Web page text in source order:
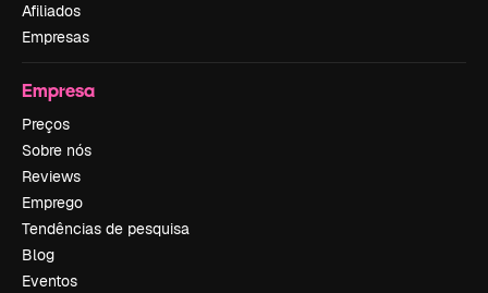
Afiliados
Empresas
Empresa
Preços
Sobre nós
Reviews
Emprego
Tendências de pesquisa
Blog
Eventos